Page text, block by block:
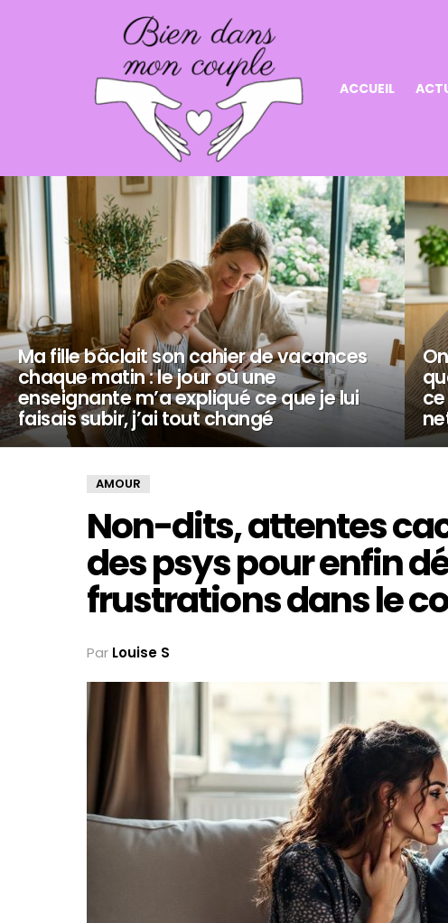
ACCUEIL
NOS
DERNIERS
ARTICLES
Ma fille bâclait son cahier de vacances
chaque matin : le jour où une
enseignante m’a expliqué ce que je lui
faisais subir, j’ai tout changé
AMOUR
Non-dits, attentes
des psys pour enfin
frustrations dans le
Par Louise S